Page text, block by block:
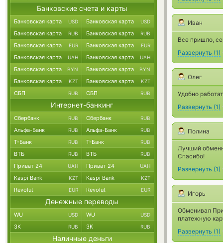
Иван
Все пришло,
Развернуть (1)
Олег
Удобно
Развернуть (1)
Полина
Лучший
Спасибо!
Развернуть (1)
Игорь
Обменивал
платежную
Развернуть (1)
Банковские счета и карты
Банковская карта USD Банковская карта USD
Банковская карта RUB Банковская карта RUB
Банковская карта EUR Банковская карта EUR
Банковская карта UAH Банковская карта UAH
Банковская карта BYN Банковская карта BYN
Банковская карта KZT Банковская карта KZT
СБП RUB СБП RUB
Интернет-банкинг
Сбербанк RUB Сбербанк RUB
Альфа-Банк RUB Альфа-Банк RUB
Т-Банк RUB Т-Банк RUB
ВТБ RUB ВТБ RUB
Приват 24 UAH Приват 24 UAH
Kaspi Bank KZT Kaspi Bank KZT
Revolut EUR Revolut EUR
Денежные переводы
WU USD WU USD
ЗК RUB ЗК RUB
Наличные деньги